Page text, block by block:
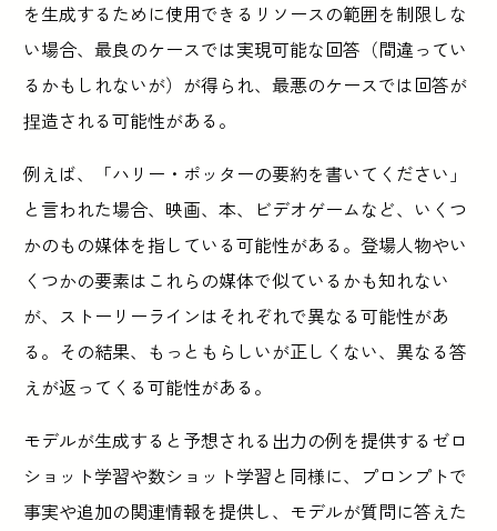
を生成するために使用できるリソースの範囲を制限しな
い場合、最良のケースでは実現可能な回答（間違ってい
るかもしれないが）が得られ、最悪のケースでは回答が
捏造される可能性がある。
例えば、「ハリー・ポッターの要約を書いてください」
と言われた場合、映画、本、ビデオゲームなど、いくつ
かのもの媒体を指している可能性がある。登場人物やい
くつかの要素はこれらの媒体で似ているかも知れない
が、ストーリーラインはそれぞれで異なる可能性があ
る。その結果、もっともらしいが正しくない、異なる答
えが返ってくる可能性がある。
モデルが生成すると予想される出力の例を提供するゼロ
ショット学習や数ショット学習と同様に、プロンプトで
事実や追加の関連情報を提供し、モデルが質問に答えた